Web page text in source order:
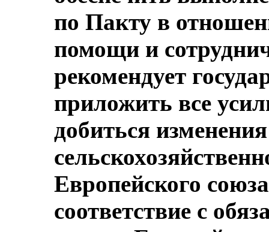
по Пакту в
помощи и
рекомендует
приложить все
добиться
Европейского
соответствие с